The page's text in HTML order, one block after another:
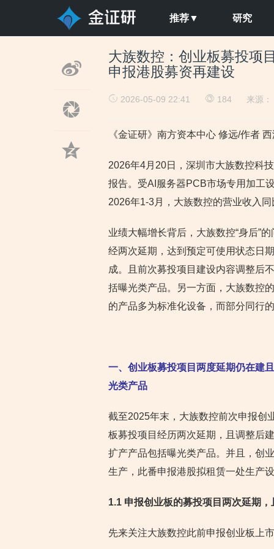
推荐▼ 研究
大族数控：创业板募投项
申报港股募资再建设
2026-05-09 22:41 184 来源：
《金证研》南方资本中心 修远/作者
2026年4月20日，深圳市大族数控科
报告。受AI服务器PCB市场专用加工
2026年1-3月，大族数控的营业收入
业绩大幅增长背后，大族数控“身后”
经两次延期，达到预定可使用状态日
成。且前次募投项目建设内容调整后
括曝光类产品。另一方面，大族数控
的产品多为标准化设备，而部分同行
一、创业板募投项目两度延期仍在建
光类产品
截至2025年末，大族数控前次申报创
板募投项目经历两次延期，且调整后
扩产产品包括曝光类产品。并且，创
生产，此番申报港股拟租赁一处生产
1.1 申报创业板的募投项目两次延期
先来关注大族数控此前申报创业板上